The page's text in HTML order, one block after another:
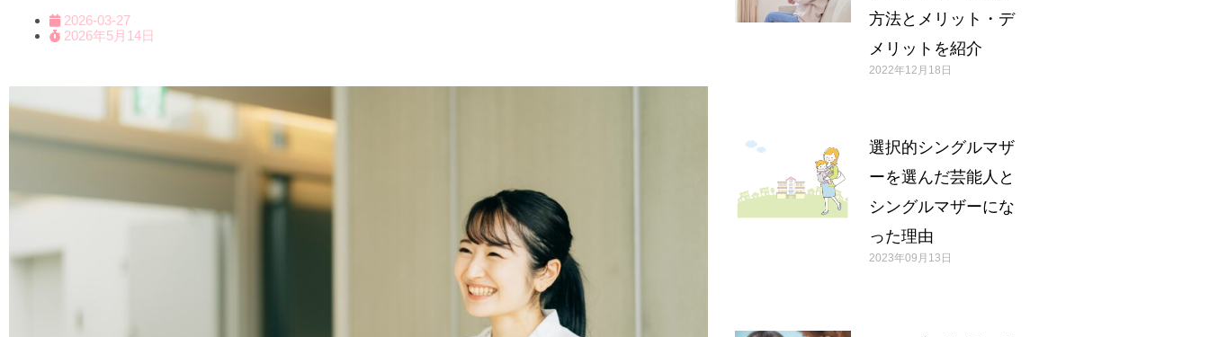
2026-03-27
2026年5月14日
方法とメリット・デ
メリットを紹介
2022年12月18日
選択的シングルマザ
ーを選んだ芸能人と
シングルマザーにな
った理由
2023年09月13日